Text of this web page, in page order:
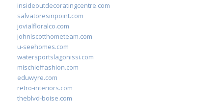
insideoutdecoratingcentre.com
salvatoresinpoint.com
jovialfloralco.com
johnlscotthometeam.com
u-seehomes.com
watersportslagonissi.com
mischieffashion.com
eduwyre.com
retro-interiors.com
theblvd-boise.com